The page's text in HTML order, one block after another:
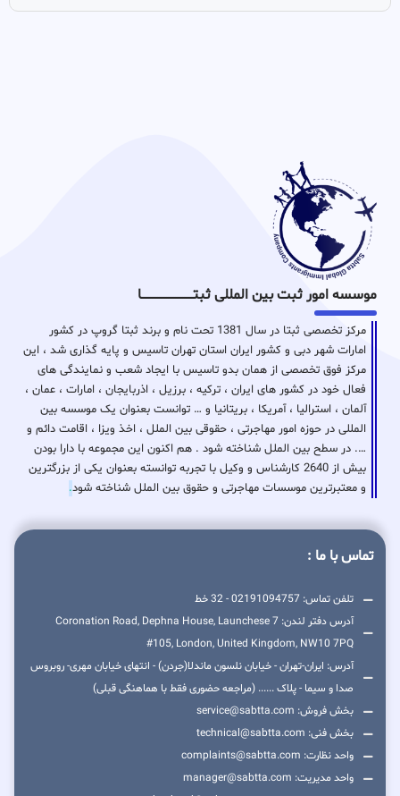
موسسه امور ثبت بین المللی ثبتـــــــــــــــــــــــــــــا
مرکز تخصصی ثبتا در سال 1381 تحت نام و برند ثبتا گروپ در کشور
امارات شهر دبی و کشور ایران استان تهران تاسیس و پایه گذاری شد ، این
مرکز فوق تخصصی از همان بدو تاسیس با ایجاد شعب و نمایندگی های
فعال خود در کشور های ایران ، ترکیه ، برزیل ، اذربایجان ، امارات ، عمان ،
آلمان ، استرالیا ، آمریکا ، بریتانیا و … توانست بعنوان یک موسسه بین
المللی در حوزه امور مهاجرتی ، حقوقی بین الملل ، اخذ ویزا ، اقامت دائم و
…. در سطح بین الملل شناخته شود . هم اکنون این مجموعه با دارا بودن
بیش از 2640 کارشناس و وکیل با تجربه توانسته بعنوان یکی از بزرگترین
و معتبرترین موسسات مهاجرتی و حقوق بین الملل شناخته شود.
تماس با ما :
تلفن تماس: 02191094757 - 32 خط
آدرس دفتر لندن: 7 Coronation Road, Dephna House, Launchese
#105, London, United Kingdom, NW10 7PQ
آدرس: ایران-تهران - خیابان نلسون ماندلا(جردن) - انتهای خیابان مهری- روبروس
صدا و سیما - پلاک ...... (مراجعه حضوری فقط با هماهنگی قبلی)
بخش فروش: service@sabtta.com
بخش فنی: technical@sabtta.com
واحد نظارت: complaints@sabtta.com
واحد مدیریت: manager@sabtta.com